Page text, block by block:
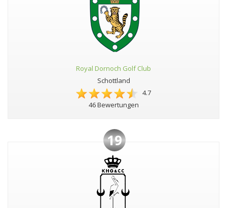
Royal Dornoch Golf Club
Schottland
4.7
46 Bewertungen
19